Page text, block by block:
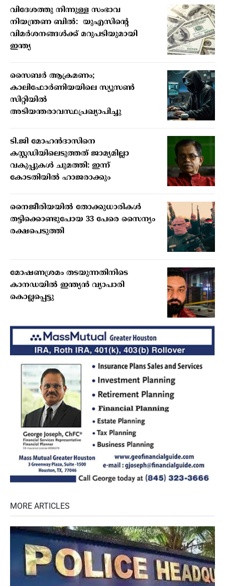
വിദേശത്തു നിന്നുള്ള സംഭാവ
നിയന്ത്രണ ബില്‍: യുഎസിന്റെ
വിമര്‍ശനങ്ങള്‍ക്ക് മറുപടിയുമായി
ഇന്ത്യ
സൈബര്‍ ആക്രമണം;
കാലിഫോര്‍ണിയയിലെ സ്യൂസണ്‍
സിറ്റിയില്‍
അടിയന്തരാവസ്ഥപ്രഖ്യാപിച്ചു
ടി.ജി മോഹന്‍ദാസിനെ
കസ്റ്റഡിയിലെടുത്തത് ജാമ്യമില്ലാ
വകുപ്പുകള്‍ ചുമത്തി: ഇന്ന്
കോടതിയില്‍ ഹാജരാക്കും
നൈജീരിയയില്‍ തോക്കുധാരികള്‍
തട്ടിക്കൊണ്ടുപോയ 33 പേരെ സൈന്യം
രക്ഷപെടുത്തി
മോഷണശ്രമം തടയുന്നതിനിടെ
കാനഡയില്‍ ഇന്ത്യന്‍ വ്യാപാരി
കൊല്ലപ്പെട്ടു
MORE ARTICLES